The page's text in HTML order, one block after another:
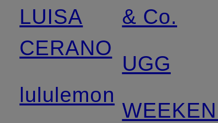
LUISA
CERANO
lululemon
& Co.
UGG